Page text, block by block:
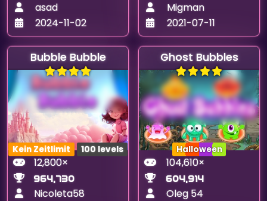
asad
2024-11-02
Migman
2021-07-11
Bubble Bubble
Kein Zeitlimit 100 levels
12,800×
964,730
Nicoleta58
Ghost Bubbles
Halloween
104,610×
604,914
Oleg 54